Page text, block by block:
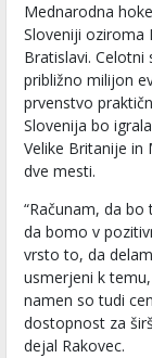
Mednarodna
Sloveniji oziroma
Bratislavi.
približno milijon
prvenstvo
Slovenija bo
Velike Britanije in
dve mesti.
“Računam, da
da bomo v
vrsto to, da
usmerjeni k
namen so tudi
dostopnost za
dejal Rakovec.